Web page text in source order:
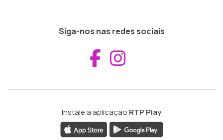
Siga-nos nas redes sociais
Aceder ao
Instale a aplicação RTP Play